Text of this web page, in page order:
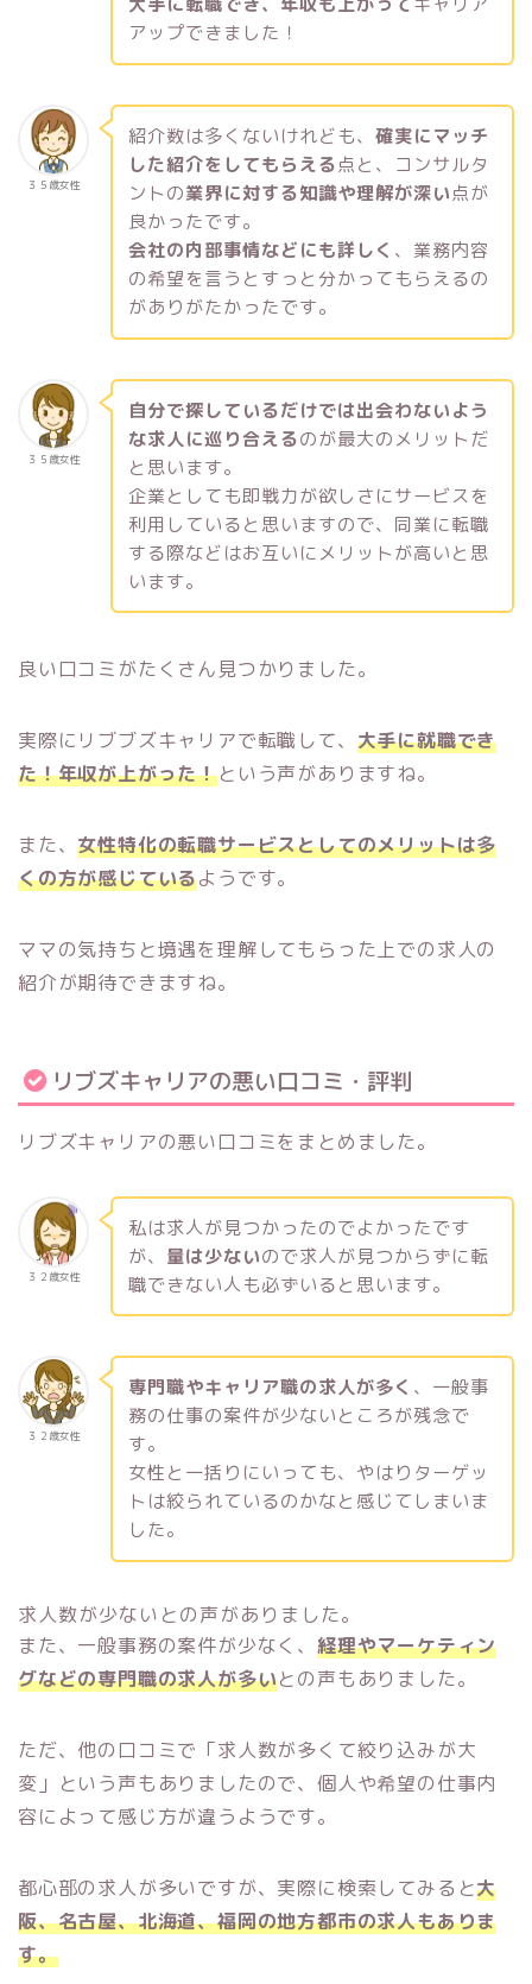
アップできました！
３５歳女性
紹介数は多くないけれども、 確実にマッチ
した紹介をしてもらえる点と、コンサルタ
ントの業界に対する知識や理解が深い点が
良かったです。
会社の内部事情などにも詳しく 、業務内容
の希望を言うとすっと分かってもらえるの
がありがたかったです。
３５歳女性
自分で探しているだけでは出会わないよう
な求人に巡り合えるのが最大のメリットだ
と思います。
企業としても即戦力が欲しさにサービスを
利用していると思いますので、同業に転職
する際などはお互いにメリットが高いと思
います。
良い口コミがたくさん見つかりました。
実際にリブブズキャリアで転職して、 大手に就職でき
た！年収が上がった！という声がありますね。
また、女性特化の転職サービスとしてのメリットは多
くの方が感じているようです。
ママの気持ちと境遇を理解してもらった上での求人の
紹介が期待できますね。
リブズキャリアの悪い口コミ・評判
リブズキャリアの悪い口コミをまとめました。
３２歳女性
私は求人が見つかったのでよかったです
が、 量は少ないので求人が見つからずに転
職できない人も必ずいると思います。
３２歳女性
専門職やキャリア職の求人が多く 、一般事
務の仕事の案件が少ないところが残念で
す。
女性と一括りにいっても、やはりターゲッ
トは絞られているのかなと感じてしまいま
した。
求人数が少ないとの声がありました。
また、一般事務の案件が少なく、経理やマーケティン
グなどの専門職の求人が多いとの声もありました。
ただ、他の口コミで「求人数が多くて絞り込みが大
変」という声もありましたので、個人や希望の仕事内
容によって感じ方が違うようです。
都心部の求人が多いですが、実際に検索してみると大
阪、名古屋、北海道、福岡の地方都市の求人もありま
す。